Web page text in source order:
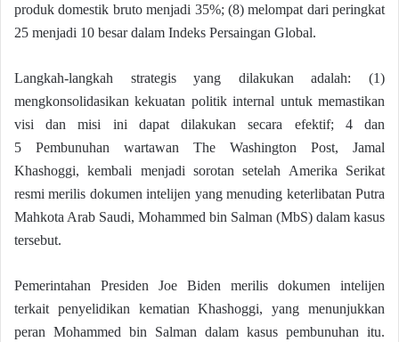
produk domestik bruto menjadi 35%; (8) melompat dari peringkat
25 menjadi 10 besar dalam Indeks Persaingan Global.
Langkah-langkah strategis yang dilakukan adalah: (1)
mengkonsolidasikan kekuatan politik internal untuk memastikan
visi dan misi ini dapat dilakukan secara efektif; 4 dan
5 Pembunuhan wartawan The Washington Post, Jamal
Khashoggi, kembali menjadi sorotan setelah Amerika Serikat
resmi merilis dokumen intelijen yang menuding keterlibatan Putra
Mahkota Arab Saudi, Mohammed bin Salman (MbS) dalam kasus
tersebut.
Pemerintahan Presiden Joe Biden merilis dokumen intelijen
terkait penyelidikan kematian Khashoggi, yang menunjukkan
peran Mohammed bin Salman dalam kasus pembunuhan itu.